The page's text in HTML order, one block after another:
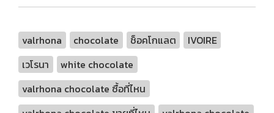
valrhona chocolate ช็อคโกแลต
IVOIRE
เวโรนา
white chocolate
valrhona chocolate ซื้อที่ไหน